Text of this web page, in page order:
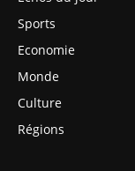
Sports
Economie
Monde
Culture
Régions